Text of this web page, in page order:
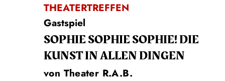
THEATERTREFFEN
Gastspiel
SOPHIE SOPHIE SOPHIE! DIE
KUNST IN ALLEN DINGEN
von Theater R.A.B.